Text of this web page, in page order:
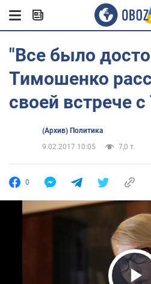
"Все было
Тимошенко
своей встрече
(Архив) Политика
9.02.2017 10:05
7,0 т.
0